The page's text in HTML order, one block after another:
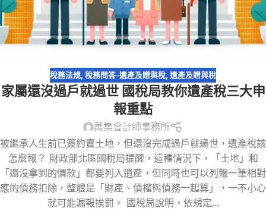
稅務法規 稅務問答-遺產及贈與稅 遺產及贈與稅
家屬還沒過戶就過世 國稅局教你遺產稅三大申
報重點
萬集會計師事務所
被繼承人生前已簽約賣土地，但還沒完成過戶就過世，遺產稅該
怎麼報？ 財政部北區國稅局提醒，這種情況下，「土地」和
「還沒拿到的價款」都要列入遺產，但同時也可以列報一筆相對
應的債務扣除，整體是「財產、債權與債務一起算」，一不小心
就可能漏報挨罰。 國稅局說明，依規定...